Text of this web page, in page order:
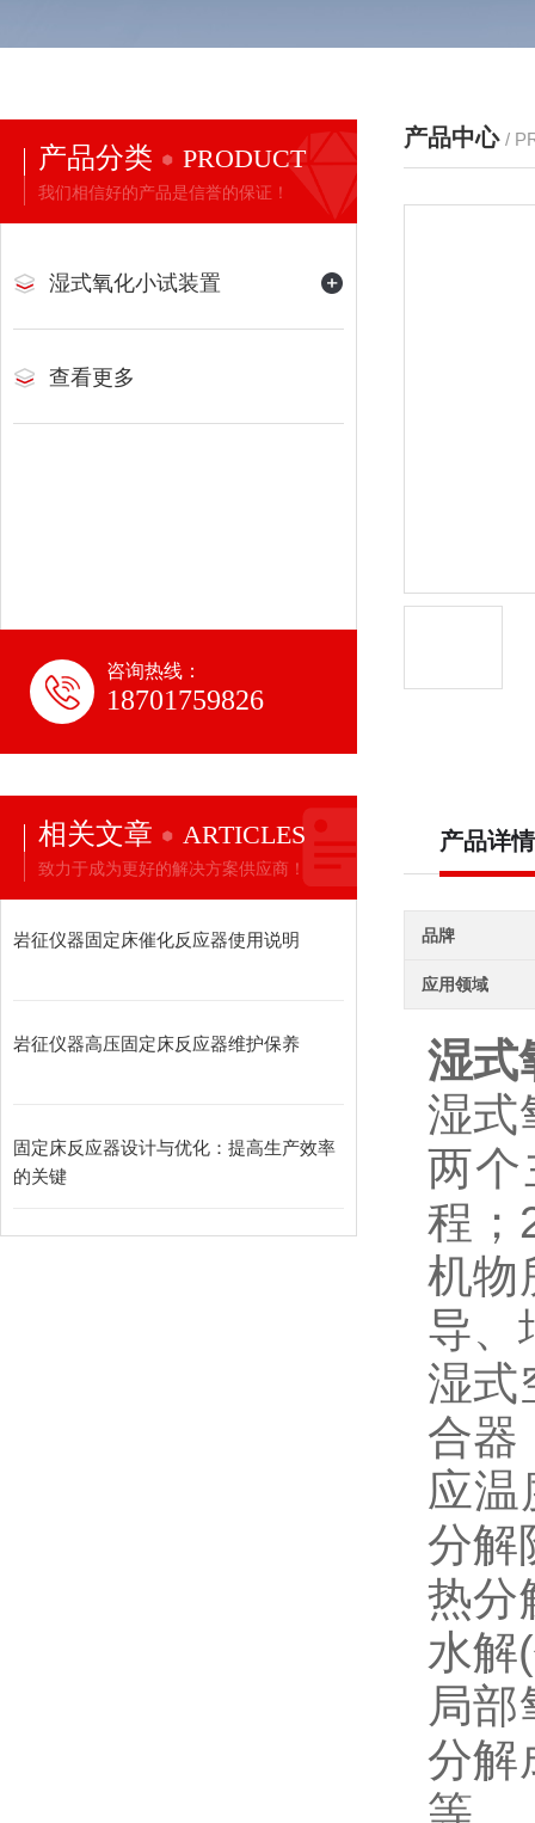
产品中心 /
产品详情
品牌
应用领域
湿式
湿式
两
程；
机物
导、
湿式
合器
应温
分解
热分
水解(
局部
分解
产品分类 PRODUCT
我们相信好的产品是信誉的保证！
湿式氧化小试装置
查看更多
咨询热线：
18701759826
相关文章 ARTICLES
致力于成为更好的解决方案供应商！
岩征仪器固定床催化反应器使用说明
岩征仪器高压固定床反应器维护保养
固定床反应器设计与优化：提高生产效率
的关键